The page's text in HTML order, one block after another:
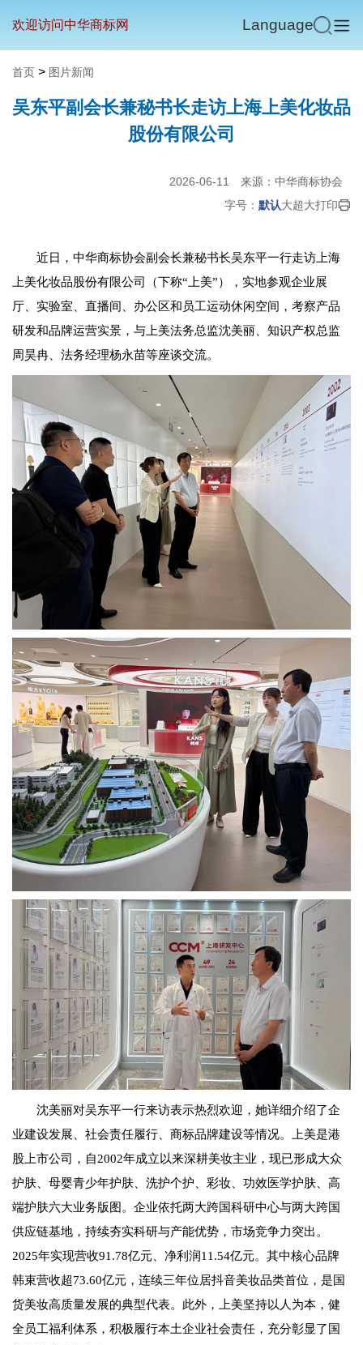
欢迎访问中华商标网 Language
首页 > 图片新闻
吴东平副会长兼秘书长走访上海上美化妆品
股份有限公司
2026-06-11
来源：中华商标协会
字号： 默认大超大打印
近日，中华商标协会副会长兼秘书长吴东平一行走访上海
上美化妆品股份有限公司（下称“上美”），实地参观企业展
厅、实验室、直播间、办公区和员工运动休闲空间，考察产品
研发和品牌运营实景，与上美法务总监沈美丽、知识产权总监
周昊冉、法务经理杨永苗等座谈交流。
沈美丽对吴东平一行来访表示热烈欢迎，她详细介绍了企
业建设发展、社会责任履行、商标品牌建设等情况。上美是港
股上市公司，自2002年成立以来深耕美妆主业，现已形成大众
护肤、母婴青少年护肤、洗护个护、彩妆、功效医学护肤、高
端护肤六大业务版图。企业依托两大跨国科研中心与两大跨国
供应链基地，持续夯实科研与产能优势，市场竞争力突出。
2025年实现营收91.78亿元、净利润11.54亿元。其中核心品牌
韩束营收超73.60亿元，连续三年位居抖音美妆品类首位，是国
货美妆高质量发展的典型代表。此外，上美坚持以人为本，健
全员工福利体系，积极履行本土企业社会责任，充分彰显了国